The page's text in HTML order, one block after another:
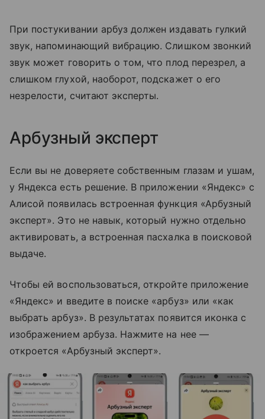
При постукивании арбуз должен издавать гулкий
звук, напоминающий вибрацию. Слишком звонкий
звук может говорить о том, что плод перезрел, а
слишком глухой, наоборот, подскажет о его
незрелости, считают эксперты.
Арбузный эксперт
Если вы не доверяете собственным глазам и ушам,
у Яндекса есть решение. В приложении «Яндекс» с
Алисой появилась встроенная функция «Арбузный
эксперт». Это не навык, который нужно отдельно
активировать, а встроенная пасхалка в поисковой
выдаче.
Чтобы ей воспользоваться, откройте приложение
«Яндекс» и введите в поиске «арбуз» или «как
выбрать арбуз». В результатах появится иконка с
изображением арбуза. Нажмите на нее —
откроется «Арбузный эксперт».